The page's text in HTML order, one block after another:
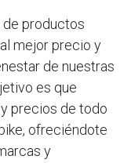
de productos
al mejor precio y
de nuestras
es que
precios de todo
ofreciéndote
y